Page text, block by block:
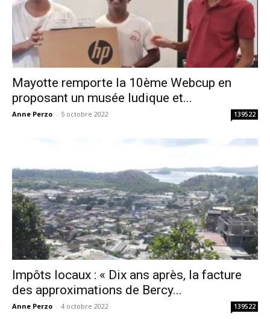
Mayotte remporte la 10ème Webcup en
proposant un musée ludique et...
Anne Perzo - 5 octobre 2022 139522
Impôts locaux : « Dix ans après, la facture
des approximations de Bercy...
Anne Perzo - 4 octobre 2022 139522